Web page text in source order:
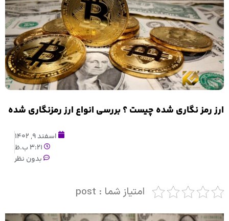
ارز رمز نگاری شده چیست ؟ بررسی انواع ارز رمزنگاری شده
اسفند 9, 1402
3:21 ب.ظ
بدون نظر
امتیاز شما : post